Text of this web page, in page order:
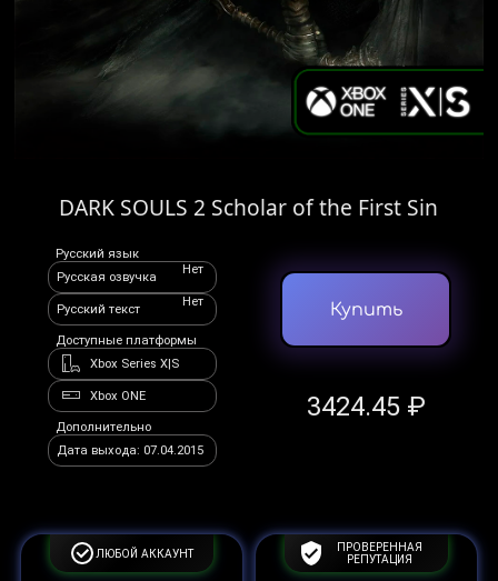
DARK SOULS 2 Scholar of the First Sin
Русский язык
Русская озвучка
Нет
Русский текст
Нет
Доступные платформы
Xbox Series X|S
Xbox ONE
Дополнительно
Дата выхода: 07.04.2015
Купить
3424.45 ₽
ЛЮБОЙ АККАУНТ
ПРОВЕРЕННАЯ
РЕПУТАЦИЯ